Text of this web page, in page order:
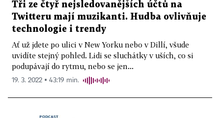
Tři ze čtyř nejsledovanějších účtů na
Twitteru mají muzikanti. Hudba ovlivňuje
technologie i trendy
Ať už jdete po ulici v New Yorku nebo v Dillí, všude
uvidíte stejný pohled. Lidi se sluchátky v uších, co si
podupávají do rytmu, nebo se jen...
19. 3. 2022 ▪ 43:19 min.